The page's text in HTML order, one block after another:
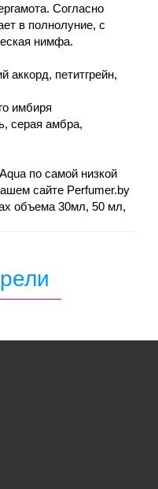
Согласно
в полнолуние, с
нимфа.
аккорд, петитгрейн,
имбиря
серая амбра,
по самой низкой
сайте Perfumer.by
объема 30мл, 50 мл,